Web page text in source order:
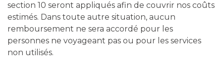
section 10 seront appliqués afin de couvrir nos coûts
estimés. Dans toute autre situation, aucun
remboursement ne sera accordé pour les
personnes ne voyageant pas ou pour les services
non utilisés.